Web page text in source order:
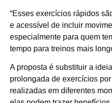
“Esses exercícios rápidos
e acessível de incluir
especialmente para quem
tempo para treinos mais
A proposta é substituir a
prolongada de exercícios
realizadas em diferentes